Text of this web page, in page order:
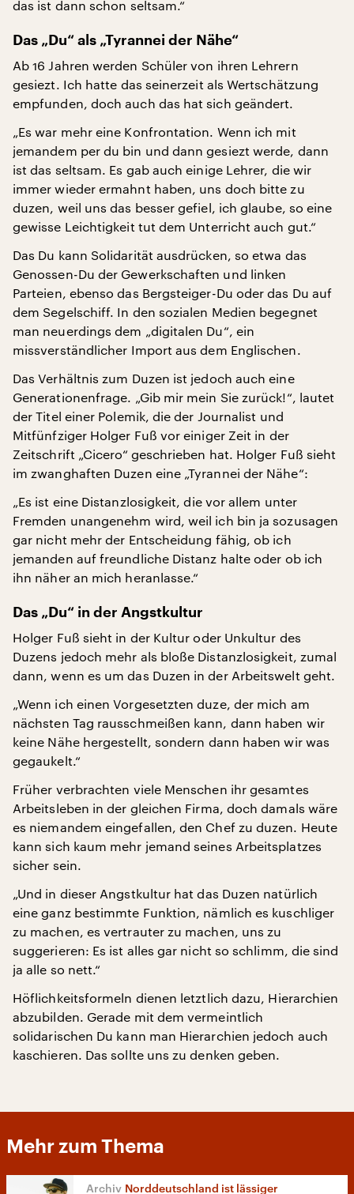
das ist dann schon seltsam.“
Das „Du“ als „Tyrannei der Nähe“
Ab 16 Jahren werden Schüler von ihren Lehrern
gesiezt. Ich hatte das seinerzeit als Wertschätzung
empfunden, doch auch das hat sich geändert.
„Es war mehr eine Konfrontation. Wenn ich mit
jemandem per du bin und dann gesiezt werde, dann
ist das seltsam. Es gab auch einige Lehrer, die wir
immer wieder ermahnt haben, uns doch bitte zu
duzen, weil uns das besser gefiel, ich glaube, so eine
gewisse Leichtigkeit tut dem Unterricht auch gut.“
Das Du kann Solidarität ausdrücken, so etwa das
Genossen-Du der Gewerkschaften und linken
Parteien, ebenso das Bergsteiger-Du oder das Du auf
dem Segelschiff. In den sozialen Medien begegnet
man neuerdings dem „digitalen Du“, ein
missverständlicher Import aus dem Englischen.
Das Verhältnis zum Duzen ist jedoch auch eine
Generationenfrage. „Gib mir mein Sie zurück!“, lautet
der Titel einer Polemik, die der Journalist und
Mitfünfziger Holger Fuß vor einiger Zeit in der
Zeitschrift „Cicero“ geschrieben hat. Holger Fuß sieht
im zwanghaften Duzen eine „Tyrannei der Nähe“:
„Es ist eine Distanzlosigkeit, die vor allem unter
Fremden unangenehm wird, weil ich bin ja sozusagen
gar nicht mehr der Entscheidung fähig, ob ich
jemanden auf freundliche Distanz halte oder ob ich
ihn näher an mich heranlasse.“
Das „Du“ in der Angstkultur
Holger Fuß sieht in der Kultur oder Unkultur des
Duzens jedoch mehr als bloße Distanzlosigkeit, zumal
dann, wenn es um das Duzen in der Arbeitswelt geht.
„Wenn ich einen Vorgesetzten duze, der mich am
nächsten Tag rausschmeißen kann, dann haben wir
keine Nähe hergestellt, sondern dann haben wir was
gegaukelt.“
Früher verbrachten viele Menschen ihr gesamtes
Arbeitsleben in der gleichen Firma, doch damals wäre
es niemandem eingefallen, den Chef zu duzen. Heute
kann sich kaum mehr jemand seines Arbeitsplatzes
sicher sein.
„Und in dieser Angstkultur hat das Duzen natürlich
eine ganz bestimmte Funktion, nämlich es kuschliger
zu machen, es vertrauter zu machen, uns zu
suggerieren: Es ist alles gar nicht so schlimm, die sind
ja alle so nett.“
Höflichkeitsformeln dienen letztlich dazu, Hierarchien
abzubilden. Gerade mit dem vermeintlich
solidarischen Du kann man Hierarchien jedoch auch
kaschieren. Das sollte uns zu denken geben.
Mehr zum Thema
Norddeutschland ist lässiger